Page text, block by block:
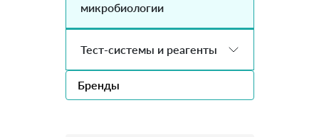
микробиологии
Тест-системы и реагенты
Бренды